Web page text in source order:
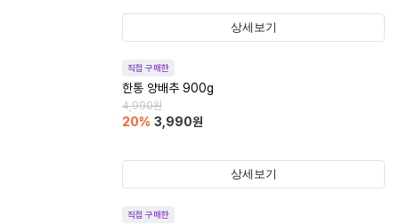
상세보기
직접 구매한
한통 양배추 900g
4,990원
20% 3,990원
상세보기
직접 구매한